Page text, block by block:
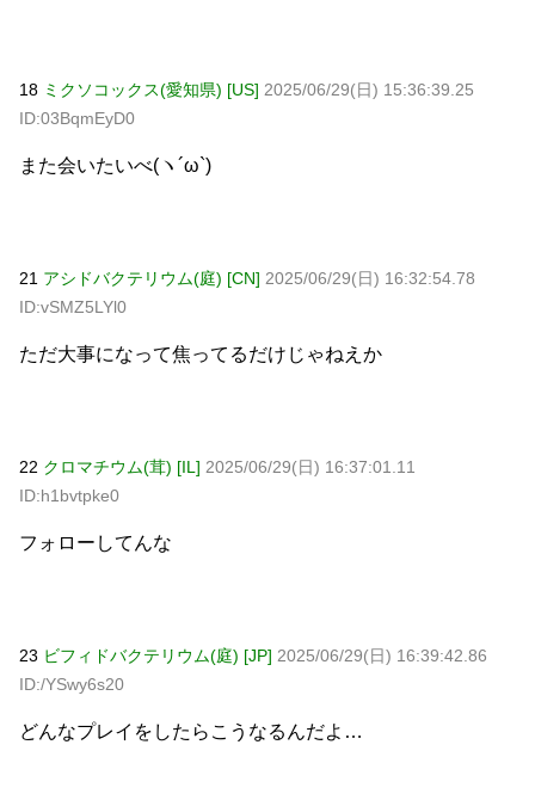
18 ミクソコックス(愛知県) [US] 2025/06/29(日) 15:36:39.25
ID:03BqmEyD0
また会いたいべ(ヽ´ω`)
21 アシドバクテリウム(庭) [CN] 2025/06/29(日) 16:32:54.78
ID:vSMZ5LYl0
ただ大事になって焦ってるだけじゃねえか
22 クロマチウム(茸) [IL] 2025/06/29(日) 16:37:01.11
ID:h1bvtpke0
フォローしてんな
23 ビフィドバクテリウム(庭) [JP] 2025/06/29(日) 16:39:42.86
ID:/YSwy6s20
どんなプレイをしたらこうなるんだよ…